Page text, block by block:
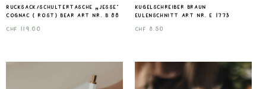
Rucksack/Schultertasche „Jesse“
Cognac ( rost) Bear Art nr. B 88
CHF 119.00
Kugelschreiber Braun
Eulenschnitt Art nr. E 1773
CHF 8.50